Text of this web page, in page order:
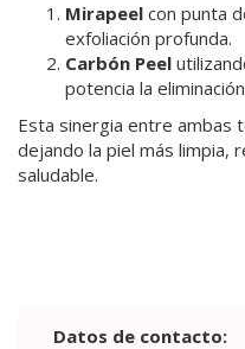
Mirapeel con punta
exfoliación profunda.
Carbón Peel
potencia la
Esta sinergia entre ambas
dejando la piel más limpia,
saludable.
Datos de contacto: